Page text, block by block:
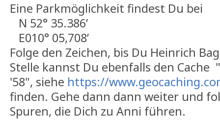
Eine Parkmöglichkeit findest Du bei
N 52° 35.386’
E010° 05,708’
Folge den Zeichen, bis Du Heinrich
Stelle kannst Du ebenfalls den Cache
'58", siehe https://
finden. Gehe dann dann weiter und
Spuren, die Dich zu Anni führen.